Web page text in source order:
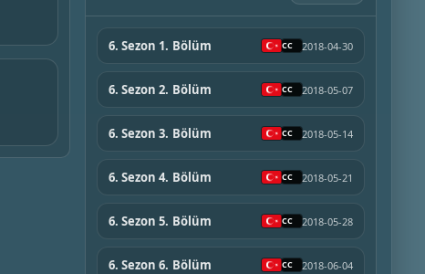
6. Sezon 1. Bölüm 2018-04-30
6. Sezon 2. Bölüm 2018-05-07
6. Sezon 3. Bölüm 2018-05-14
6. Sezon 4. Bölüm 2018-05-21
6. Sezon 5. Bölüm 2018-05-28
6. Sezon 6. Bölüm 2018-06-04